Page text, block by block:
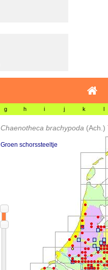
g h i j k l
Chaenotheca brachypoda (Ach.)
Groen schorssteeltje